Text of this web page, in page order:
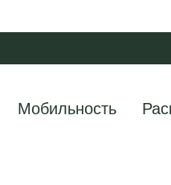
Мобильность